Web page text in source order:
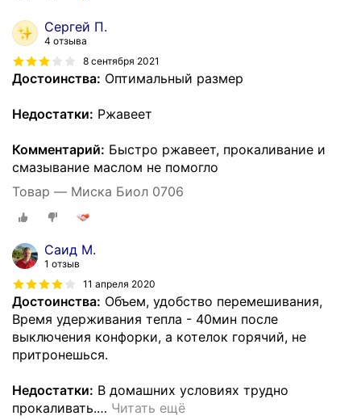
Сергей П.
4 отзыва
8 сентября 2021
Достоинства: Оптимальный размер
Недостатки: Ржавеет
Комментарий: Быстро ржавеет, прокаливание и
смазывание маслом не помогло
Товар — Миска Биол 0706
Саид М.
1 отзыв
11 апреля 2020
Достоинства: Объем, удобство перемешивания,
Время удерживания тепла - 40мин после
выключения конфорки, а котелок горячий, не
притронешься.
Недостатки: В домашних условиях трудно
прокаливать.… Читать ещё